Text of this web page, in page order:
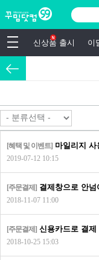
신상품 출시 이
[혜택 및 이벤트] 마일리지 사
2019-07-12 10:15
[주문결제] 결제창으로 안넘
2018-11-07 11:00
[주문결제] 신용카드로 결
2018-10-25 15:03